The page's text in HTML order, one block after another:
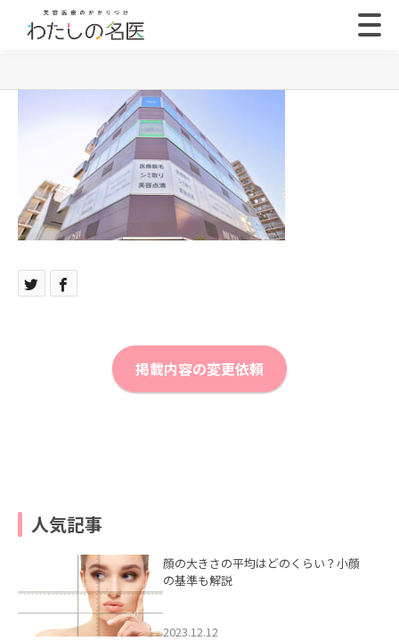
掲載内容の変更依頼
人気記事
顔の大きさの平均はどのくらい？小顔
の基準も解説
2023.12.12